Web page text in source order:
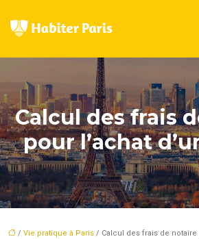
Calcul des frais
pour l’achat
/ Vie pratique à Paris / Calcul des frais de notaire